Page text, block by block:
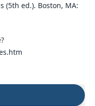
(5th ed.). Boston, MA: